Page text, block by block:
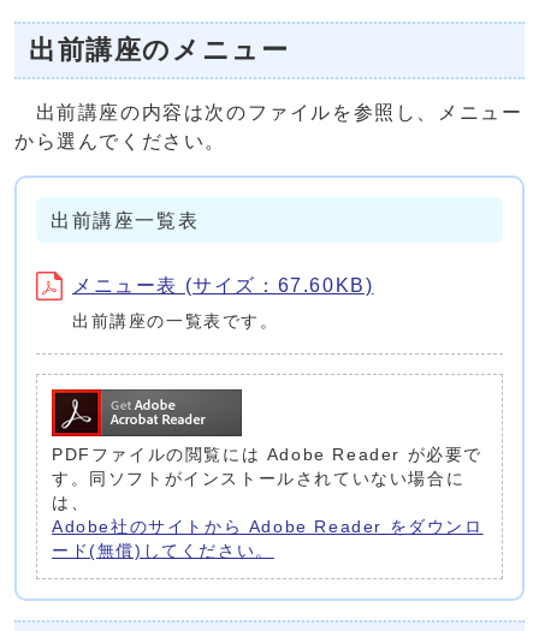
出前講座のメニュー
出前講座の内容は次のファイルを参照し、メニュー
から選んでください。
出前講座一覧表
メニュー表 (サイズ：67.60KB)
出前講座の一覧表です。
PDFファイルの閲覧には Adobe Reader が必要で
す。同ソフトがインストールされていない場合に
は、
Adobe社のサイトから Adobe Reader をダウンロ
ード(無償)してください。